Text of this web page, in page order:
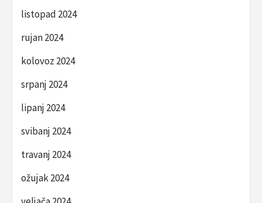
listopad 2024
rujan 2024
kolovoz 2024
srpanj 2024
lipanj 2024
svibanj 2024
travanj 2024
ožujak 2024